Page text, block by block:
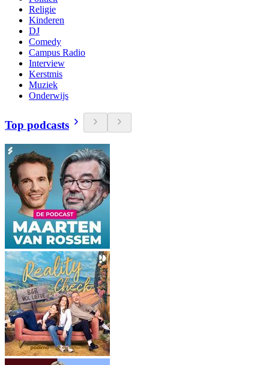
Religie
Kinderen
DJ
Comedy
Campus Radio
Interview
Kerstmis
Muziek
Onderwijs
Top podcasts